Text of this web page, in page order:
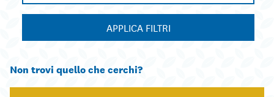
APPLICA FILTRI
Non trovi quello che cerchi?